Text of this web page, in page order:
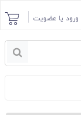
ورود یا عضویت